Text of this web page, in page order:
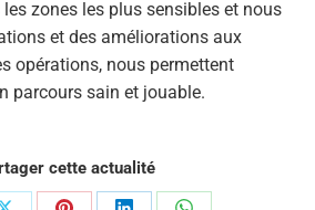
zones les plus sensibles et nous
et des améliorations aux
opérations, nous permettent
parcours sain et jouable.
cette actualité